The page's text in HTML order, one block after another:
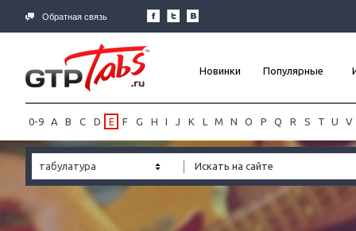
Обратная связь
Новинки Популярные
0-9 A B C D E F G H I J K L M N O P Q R S T U V
табулатура